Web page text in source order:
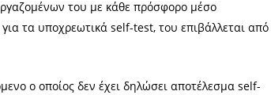
του με κάθε πρόσφορο μέσο
τα υποχρεωτικά self-test, του επιβάλλεται από
ο οποίος δεν έχει δηλώσει αποτέλεσμα self-